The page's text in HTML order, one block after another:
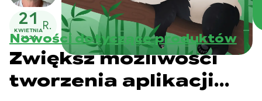
21
KWIETNIA
2026
R.
Nowości dotyczące produktów
Zwiększ możliwości
tworzenia aplikacji